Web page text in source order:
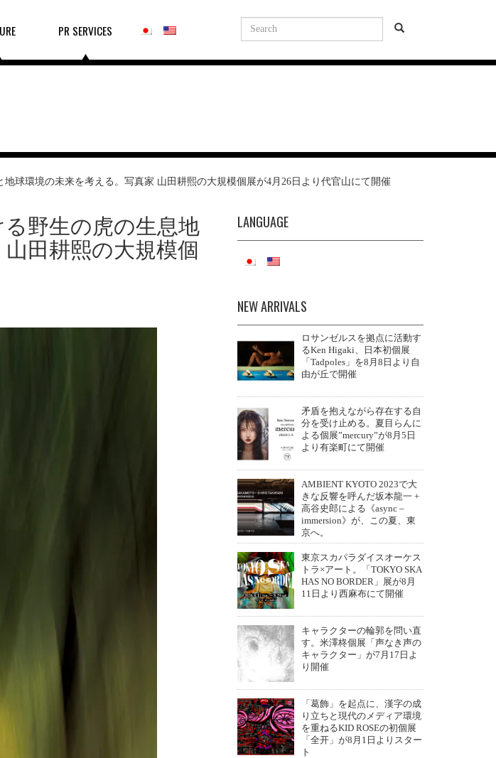
PR SERVICES
球環境の未来を考える。写真家 山田耕熙の大規模個展が4月26日より代官山にて開催
野生の虎の生息地
田耕熙の大規模個
LANGUAGE
NEW ARRIVALS
ロサンゼルスを拠点に活動す
るKen Higaki、日本初個展
「Tadpoles」を8月8日より自
由が丘で開催
矛盾を抱えながら存在する自
分を受け止める。夏目らんに
よる個展”mercury”が8月5日
より有楽町にて開催
AMBIENT KYOTO 2023で大
きな反響を呼んだ坂本龍一 +
高谷史郎による《async –
immersion》が、この夏、東
京へ。
東京スカパラダイスオーケス
トラ×アート。「TOKYO SKA
HAS NO BORDER」展が8月
11日より西麻布にて開催
キャラクターの輪郭を問い直
す。米澤柊個展「声なき声の
キャラクター」が7月17日よ
り開催
「葛飾」を起点に、漢字の成
り立ちと現代のメディア環境
を重ねるKID ROSEの初個展
「全开」が8月1日よりスター
ト